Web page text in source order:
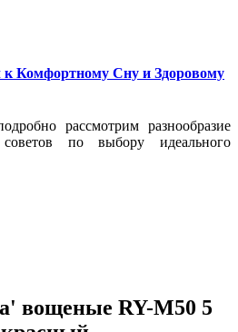
к Комфортному Сну и Здоровому
рассмотрим разнообразие
по выбору идеального
вощеные RY-M50 5